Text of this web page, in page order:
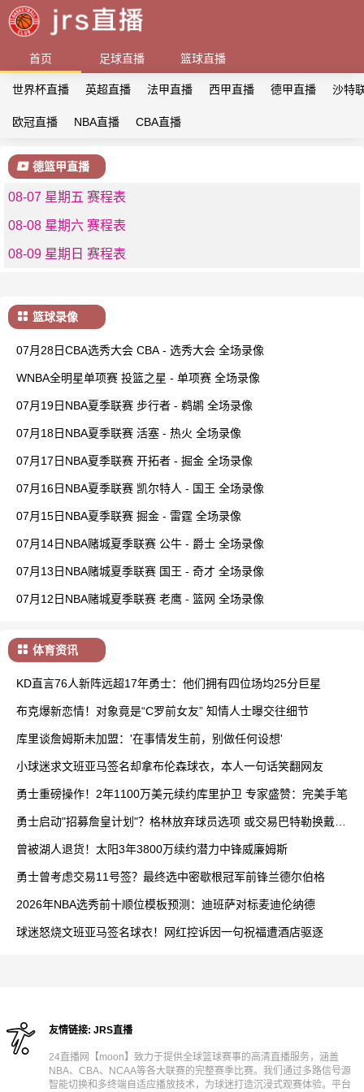
首页 足球直播 篮球直播
世界杯直播 英超直播 法甲直播 西甲直播 德甲直播 沙特
欧冠直播 NBA直播 CBA直播
德篮甲直播
08-07 星期五 赛程表
08-08 星期六 赛程表
08-09 星期日 赛程表
篮球录像
07月28日CBA选秀大会 CBA - 选秀大会 全场录像
WNBA全明星单项赛 投篮之星 - 单项赛 全场录像
07月19日NBA夏季联赛 步行者 - 鹈鹕 全场录像
07月18日NBA夏季联赛 活塞 - 热火 全场录像
07月17日NBA夏季联赛 开拓者 - 掘金 全场录像
07月16日NBA夏季联赛 凯尔特人 - 国王 全场录像
07月15日NBA夏季联赛 掘金 - 雷霆 全场录像
07月14日NBA赌城夏季联赛 公牛 - 爵士 全场录像
07月13日NBA赌城夏季联赛 国王 - 奇才 全场录像
07月12日NBA赌城夏季联赛 老鹰 - 篮网 全场录像
体育资讯
KD直言76人新阵远超17年勇士：他们拥有四位场均25分巨星
布克爆新恋情！对象竟是“C罗前女友” 知情人士曝交往细节
库里谈詹姆斯未加盟：'在事情发生前，别做任何设想'
小球迷求文班亚马签名却拿布伦森球衣，本人一句话笑翻网友
勇士重磅操作！2年1100万美元续约库里护卫 专家盛赞：完美手笔
勇士启动"招募詹皇计划"？格林放弃球员选项 或交易巴特勒换戴维
曾被湖人退货！太阳3年3800万续约潜力中锋威廉姆斯
勇士曾考虑交易11号签？最终选中密歇根冠军前锋兰德尔伯格
2026年NBA选秀前十顺位模板预测：迪班萨对标麦迪伦纳德
球迷怒烧文班亚马签名球衣！网红控诉因一句祝福遭酒店驱逐
友情链接: JRS直播
24直播网【moon】致力于提供全球篮球赛事的高清直播服务，涵盖
NBA、CBA、NCAA等各大联赛的完整赛季比赛。我们通过多路信号源
智能切换和多终端自适应播放技术，为球迷打造沉浸式观赛体验。平台